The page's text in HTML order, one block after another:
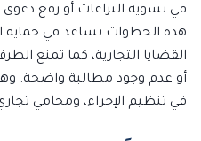
في تسوية النزاعات أو رفع دعوى
هذه الخطوات تساعد في حماية
القضايا التجارية، كما تمنع
أو عدم وجود مطالبة واضحة.
في تنظيم الإجراء، ومحامي